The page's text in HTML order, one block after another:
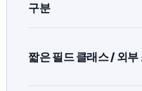
구분
짧은 필드 클래스 / 외